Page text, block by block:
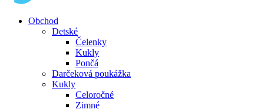
Obchod
Detské
Čelenky
Kukly
Pončá
Darčeková poukážka
Kukly
Celoročné
Zimné